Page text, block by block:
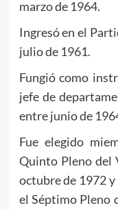
marzo de 1964.
Ingresó en el
julio de 1961.
Fungió como
jefe de
entre junio de
Fue elegido
Quinto Pleno del
octubre de 1972
el Séptimo Pleno